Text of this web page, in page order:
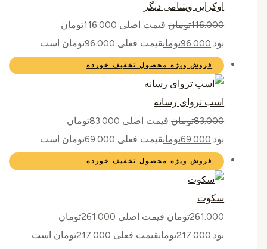
اوکراین ویتنامی دیگر
116.000تومان
قیمت اصلی 116.000تومان
96.000تومانقیمت فعلی 96.000تومان است.
فروش ویژه محصول تخفیف خورده
اسب تروای رسانه
83.000تومان
قیمت اصلی 83.000تومان
69.000تومانقیمت فعلی 69.000تومان است.
فروش ویژه محصول تخفیف خورده
سکوت
261.000تومان
قیمت اصلی 261.000تومان
217.000تومانقیمت فعلی 217.000تومان است.